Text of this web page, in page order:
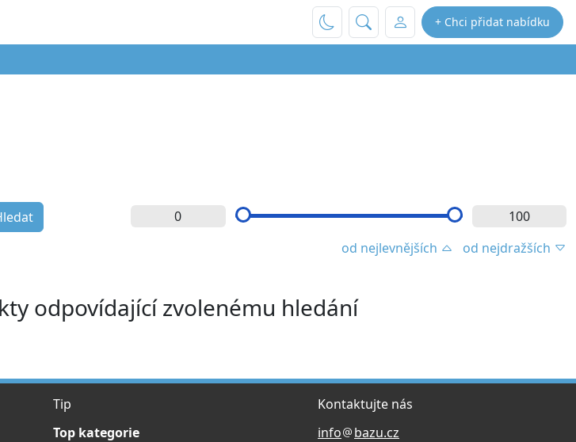
+ Chci přidat nabídku
od nejlevnějších od nejdražších
odpovídající zvolenému hledání
Tip
Top kategorie
Kontaktujte nás
info
bazu.cz